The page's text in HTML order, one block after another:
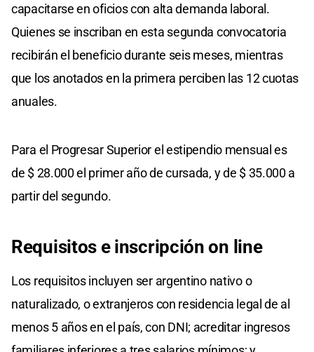
capacitarse en oficios con alta demanda laboral.
Quienes se inscriban en esta segunda convocatoria
recibirán el beneficio durante seis meses, mientras
que los anotados en la primera perciben las 12 cuotas
anuales.
Para el Progresar Superior el estipendio mensual es
de $ 28.000 el primer año de cursada, y de $ 35.000 a
partir del segundo.
Requisitos e inscripción on line
Los requisitos incluyen ser argentino nativo o
naturalizado, o extranjeros con residencia legal de al
menos 5 años en el país, con DNI; acreditar ingresos